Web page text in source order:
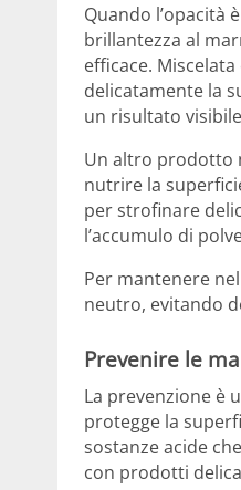
Quando l’opacità
brillantezza al
efficace.
delicatamente la
un risultato
Un altro prodotto
nutrire la
per strofinare
l’accumulo di
Per mantenere
neutro, evitando
Prevenire le
La prevenzione è
protegge la
sostanze acide
con prodotti